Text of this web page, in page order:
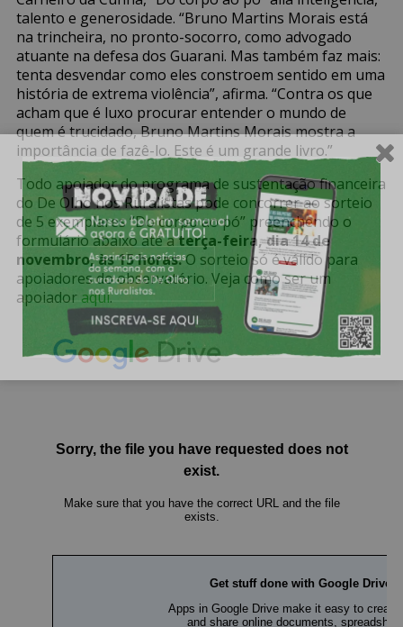
talento e generosidade. “Bruno Martins Morais está
na trincheira, no pronto-socorro, como advogado
atuante na defesa dos Guarani. Mas também faz mais:
tenta desvendar como eles constroem sentido em uma
história de extrema violência”, afirma. “Contra os que
acham que é luxo procurar entender o mundo de
quem é trucidado, Bruno Martins Morais mostra a
importância de fazê-lo. Este é um grande livro.”
Todo apoiador do programa de sustentação financeira
do De Olho nos Ruralistas pode concorrer ao sorteio
de 5 exemplares “Do corpo ao pó” preenchendo o
formulário abaixo até aterça-feira, dia 14 de
novembro, às 15 horas.O sorteio só é válido para
apoiadores do observatório. Veja como ser um
apoiador aqui.